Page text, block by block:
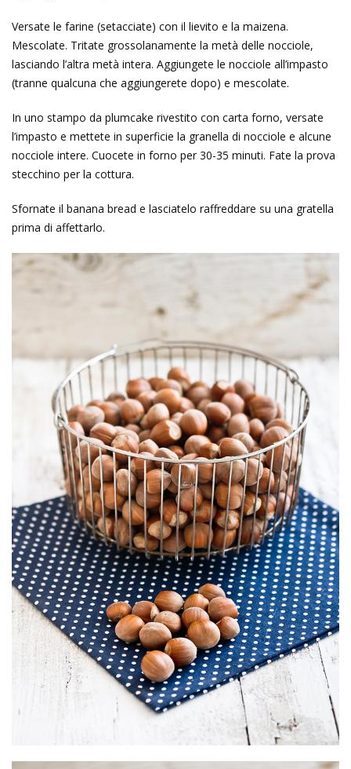
Versate le farine (setacciate) con il lievito e la maizena.
Mescolate. Tritate grossolanamente la metà delle nocciole,
lasciando l’altra metà intera. Aggiungete le nocciole all’impasto
(tranne qualcuna che aggiungerete dopo) e mescolate.
In uno stampo da plumcake rivestito con carta forno, versate
l’impasto e mettete in superficie la granella di nocciole e alcune
nocciole intere. Cuocete in forno per 30-35 minuti. Fate la prova
stecchino per la cottura.
Sfornate il banana bread e lasciatelo raffreddare su una gratella
prima di affettarlo.